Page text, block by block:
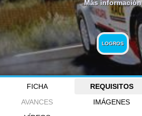
Más información
LOGROS
FICHA REQUISITOS
AVANCES
IMÁGENES